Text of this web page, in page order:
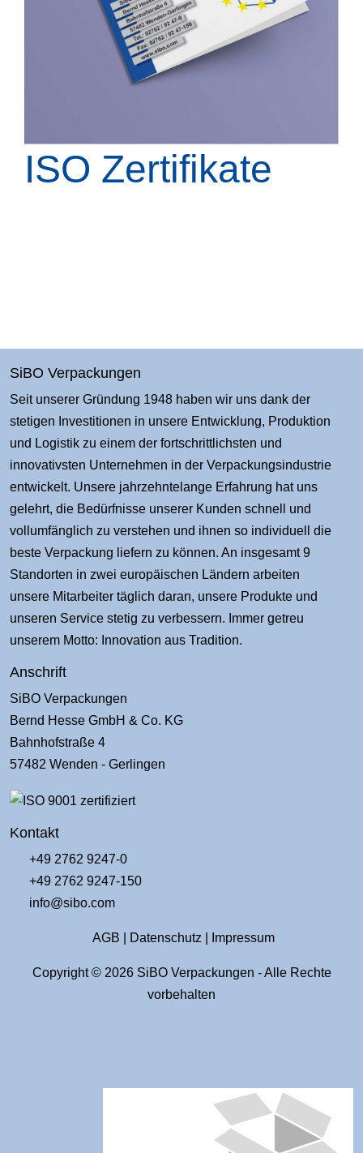
ISO Zertifikate
SiBO Verpackungen
Seit unserer Gründung 1948 haben wir uns dank der
stetigen Investitionen in unsere Entwicklung, Produktion
und Logistik zu einem der fortschrittlichsten und
innovativsten Unternehmen in der Verpackungsindustrie
entwickelt. Unsere jahrzehntelange Erfahrung hat uns
gelehrt, die Bedürfnisse unserer Kunden schnell und
vollumfänglich zu verstehen und ihnen so individuell die
beste Verpackung liefern zu können. An insgesamt 9
Standorten in zwei europäischen Ländern arbeiten
unsere Mitarbeiter täglich daran, unsere Produkte und
unseren Service stetig zu verbessern. Immer getreu
unserem Motto: Innovation aus Tradition.
Anschrift
SiBO Verpackungen
Bernd Hesse GmbH & Co. KG
Bahnhofstraße 4
57482 Wenden - Gerlingen
Kontakt
+49 2762 9247-0
+49 2762 9247-150
info@sibo.com
AGB Datenschutz Impressum
Copyright © 2026 SiBO Verpackungen - Alle Rechte
vorbehalten